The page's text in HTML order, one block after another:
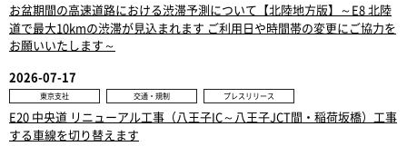
お盆期間の高速道路における渋滞予測について【北陸地方版】～E8 北陸
道で最大10kmの渋滞が見込まれます ご利用日や時間帯の変更にご協力を
お願いいたします～
2026-07-17
東京支社 交通・規制 プレスリリース
E20 中央道 リニューアル工事（八王子IC～八王子JCT間・稲荷坂橋）工事
する車線を切り替えます